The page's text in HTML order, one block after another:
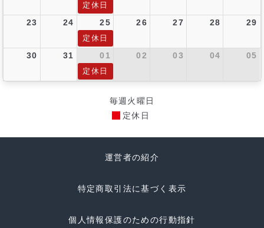
定休日
23 24 25 26 27 28 29
定休日
30 31 01 02 03 04 05
定休日
毎週火曜日
定休日
運営者の紹介
特定商取引法に基づく表示
個人情報保護のための行動指針